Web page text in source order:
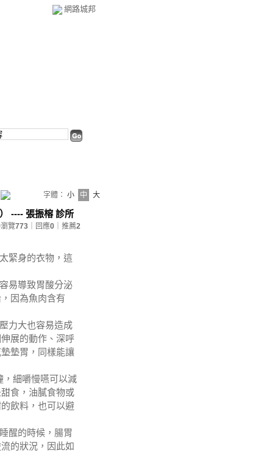
網路城邦
字體： 小 中 大
---- 張振榕 診所
瀏覽773 ｜回應0 ｜推薦2
緊身的衣物，這
易導致胃酸分泌
因為魚肉含有
力大也容易造成
展的動作、深呼
墊胃，同樣能讓
，細嚼慢嚥可以減
食，油膩食物或
飲料，也可以避
醒的時候，腸胃
的狀況，因此如